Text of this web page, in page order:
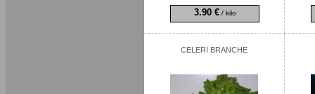
3.90 €/ kilo
CELERI BRANCHE